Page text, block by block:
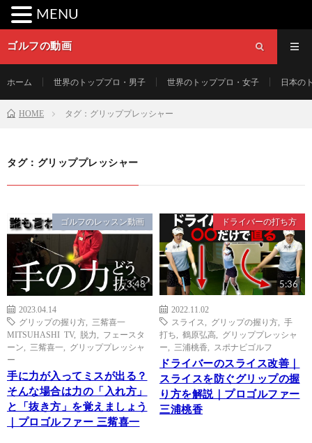
ゴルフの動画
ホーム 世界のトッププロ・男子 世界のトッププロ・女子 日本の
HOME タグ：グリッププレッシャー
タグ：グリッププレッシャー
ゴルフのレッスン動画
3:48
2023.04.14
グリップの握り方
三觜喜一
MITSUHASHI TV, 脱力
フェースタ
ーン
三觜喜一
グリッププレッシャ
ー
手に力が入ってミスが出る？
そんな場合は力の「入れ方」
と「抜き方」を覚えましょう
｜プロゴルファー 三觜喜一
ドライバーの打ち方
5:36
2022.11.02
スライス
グリップの握り方
手
打ち
鶴原弘高
グリッププレッシャ
ー
三浦桃香 スポナビゴルフ
ドライバーのスライス改善｜
スライスを防ぐグリップの握
り方を解説｜プロゴルファー
三浦桃香
MENU